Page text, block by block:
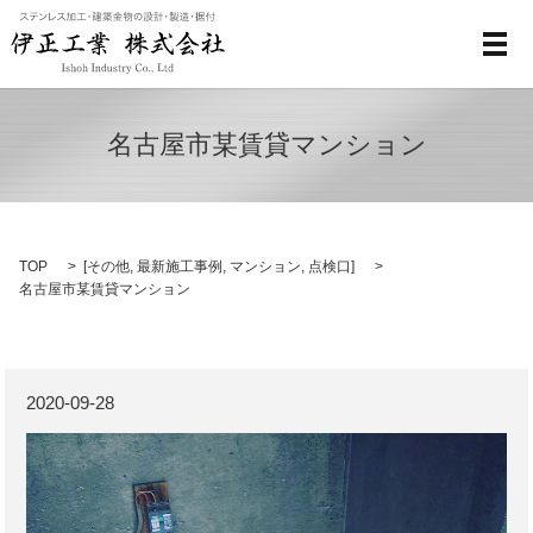
メ
名古屋市某賃貸マンション
TOP [その他,最新施工事例 , マンション, 点検口]
名古屋市某賃貸マンション
2020-09-28